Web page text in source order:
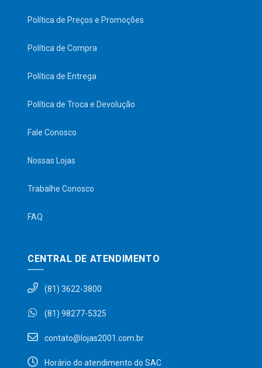
Política de Preços e Promoções
Política de Compra
Política de Entrega
Política de Troca e Devolução
Fale Conosco
Nossas Lojas
Trabalhe Conosco
FAQ
CENTRAL DE ATENDIMENTO
(81) 3622-3800
(81) 98277-5325
contato@lojas2001.com.br
Horário do atendimento do SAC